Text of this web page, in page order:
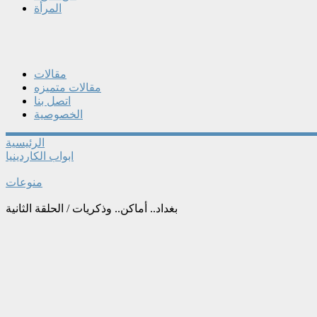
المرأة
مقالات
مقالات متميزه
اتصل بنا
الخصوصية
الرئيسية
ابواب الكاردينيا
منوعات
بغداد.. أماكن.. وذكريات / الحلقة الثانية